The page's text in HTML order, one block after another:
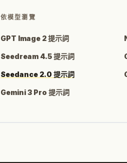
依模型瀏覽
GPT Image 2 提示詞
Seedream 4.5 提示詞
Seedance 2.0 提示詞
Gemini 3 Pro 提示詞